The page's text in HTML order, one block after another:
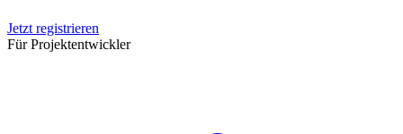
Jetzt registrieren
Für Projektentwickler